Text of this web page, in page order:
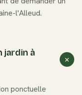
l'Alleud.
jardin à
ponctuelle